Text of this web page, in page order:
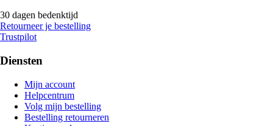
30 dagen bedenktijd
Retourneer je bestelling
Trustpilot
Diensten
Mijn account
Helpcentrum
Volg mijn bestelling
Bestelling retourneren